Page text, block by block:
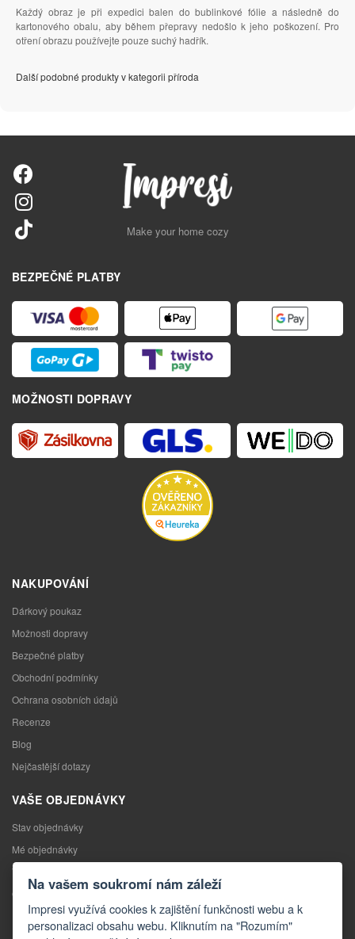
Každý obraz je při expedici balen do bublinkové fólie a následně do
kartonového obalu, aby během přepravy nedošlo k jeho poškození. Pro
otření obrazu používejte pouze suchý hadřík.
Další podobné produkty v kategorii příroda
Make your home cozy
BEZPEČNÉ PLATBY
MOŽNOSTI DOPRAVY
NAKUPOVÁNÍ
Dárkový poukaz
Možnosti dopravy
Bezpečné platby
Obchodní podmínky
Ochrana osobních údajů
Recenze
Blog
Nejčastější dotazy
VAŠE OBJEDNÁVKY
Stav objednávky
Mé objednávky
Výměna zboží
Odstoupení od kupní smlouvy
Reklamace
Na vašem soukromí nám záleží
Impresi využívá cookies k zajištění funkčnosti webu a k
personalizaci obsahu webu. Kliknutím na "Rozumím"